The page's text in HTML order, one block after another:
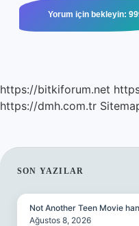
https://bitkiforum.net
https://dmh.com.tr
SIDEBAR
SON YAZILAR
Not Another Teen Movie
Ağustos 8, 2026